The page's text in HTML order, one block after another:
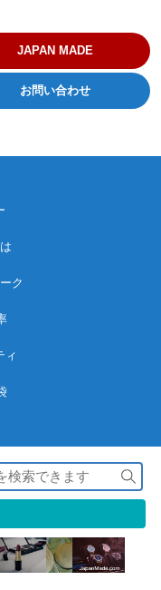
JAPAN MADE
お問い合わせ
ク
ィ
検
索